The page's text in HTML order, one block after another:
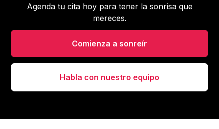
Agenda tu cita hoy para tener la sonrisa que
mereces.
Comienza a sonreír
Habla con nuestro equipo